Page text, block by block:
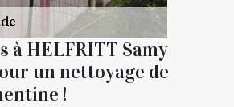
à HELFRITT Samy
un nettoyage de
!